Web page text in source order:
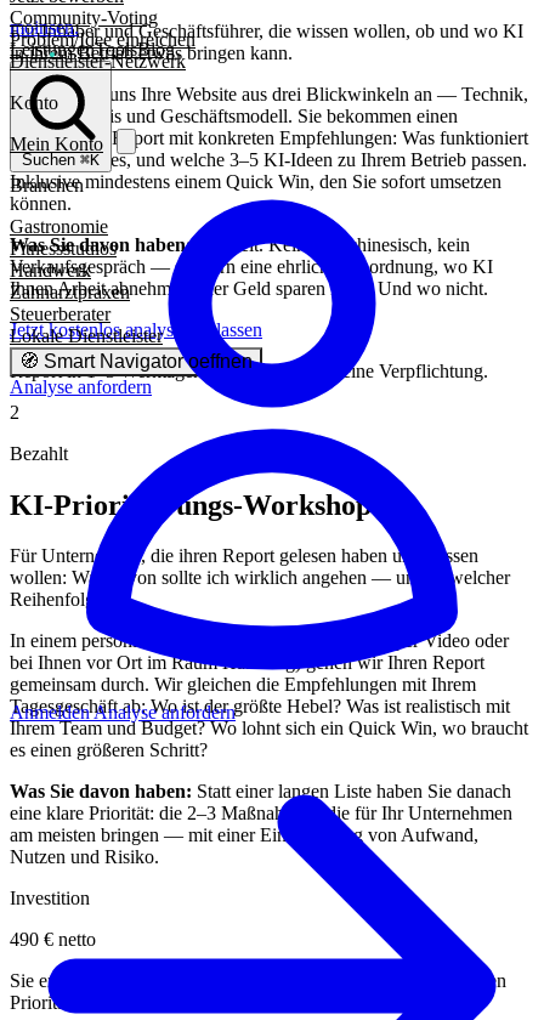
moinsen.
LeistungenToolsBlog
Suchen ⌘K
AnmeldenAnalyse anfordern
Community-Voting
Problem/Idee einreichen
Dienstleister-Netzwerk
Konto
Mein Konto
Branchen
Gastronomie
Fitnessstudios
Handwerk
Zahnarztpraxen
Steuerberater
Lokale Dienstleister
🧭 Smart Navigator oeffnen
Analyse anfordern
Für Inhaber und Geschäftsführer, die wissen wollen, ob und wo KI
in ihrem Betrieb etwas bringen kann.
Wir schauen uns Ihre Website aus drei Blickwinkeln an — Technik,
Nutzererlebnis und Geschäftsmodell. Sie bekommen einen
persönlichen Report mit konkreten Empfehlungen: Was funktioniert
gut, wo hakt es, und welche 3–5 KI-Ideen zu Ihrem Betrieb passen.
Inklusive mindestens einem Quick Win, den Sie sofort umsetzen
können.
Was Sie davon haben:Klarheit. Kein Fachchinesisch, kein
Verkaufsgespräch — sondern eine ehrliche Einordnung, wo KI
Ihnen Arbeit abnehmen oder Geld sparen kann. Und wo nicht.
Jetzt kostenlos analysieren lassen
Report in 1–3 Werktagen. Keine Kosten. Keine Verpflichtung.
2
Bezahlt
KI-Priorisierungs-Workshop
Für Unternehmer, die ihren Report gelesen haben und wissen
wollen: Was davon sollte ich wirklich angehen — und in welcher
Reihenfolge?
In einem persönlichen Gespräch (60–90 Minuten, per Video oder
bei Ihnen vor Ort im Raum Hamburg) gehen wir Ihren Report
gemeinsam durch. Wir gleichen die Empfehlungen mit Ihrem
Tagesgeschäft ab: Wo ist der größte Hebel? Was ist realistisch mit
Ihrem Team und Budget? Wo lohnt sich ein Quick Win, wo braucht
es einen größeren Schritt?
Was Sie davon haben: Statt einer langen Liste haben Sie danach
eine klare Priorität: die 2–3 Maßnahmen, die für Ihr Unternehmen
am meisten bringen — mit einer Einschätzung von Aufwand,
Nutzen und Risiko.
Investition
490 € netto
Sie erhalten danach eine schriftliche Zusammenfassung mit Ihren
Prioritäten und empfohlenen nächsten Schritten.